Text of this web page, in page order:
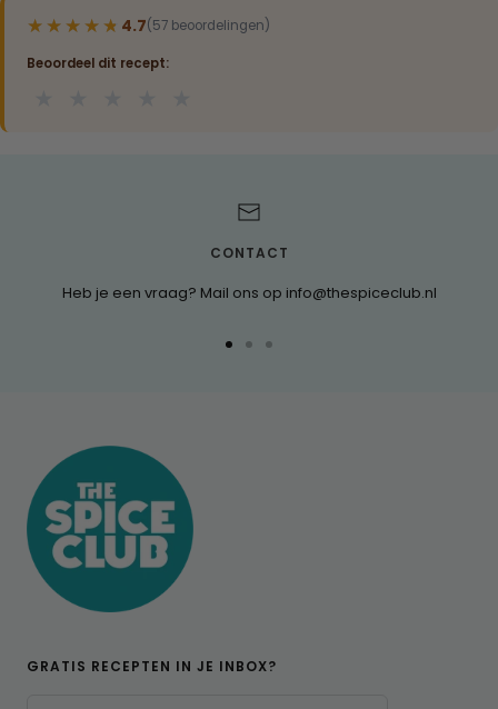
★★★★★
★★★★★ 4.7(57 beoordelingen)
Beoordeel dit recept:
CONTACT
Heb je een vraag? Mail ons op info@thespiceclub.nl
Ga
Ga
Ga
GRATIS RECEPTEN IN JE INBOX?